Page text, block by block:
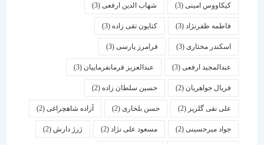
کیکاووس امینی(3) شهاب الدین ارفعی(3)
فاطمه ظفرنژاد(3) کتایون تقی زاده(3)
اسكندر مختاری (3) فرامرز پارسی(3)
عبدالمجید ارفعی(3) عبدالعزیز فرمانفرماییان(3)
فریال جواهریان(2) حسین سلطان زاده(2)
علی نقی گلریز(2) حسن بلخاری(2) آزاده شاهچراغی(2)
جواد میرحسینی(2) مسعود علی نژاد(2) ژرژ دارش (2)